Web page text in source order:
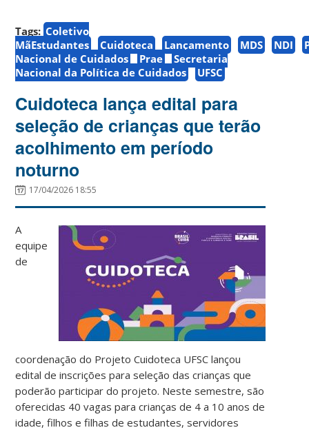
Tags: Coletivo
MãEstudantes
Cuidoteca Lançamento MDS NDI
Nacional de Cuidados
Prae
Secretaria
Nacional da Política de Cuidados
UFSC
Cuidoteca lança edital para
seleção de crianças que terão
acolhimento em período
noturno
17/04/2026 18:55
A
equipe
de
coordenação do Projeto Cuidoteca UFSC lançou
edital de inscrições para seleção das crianças que
poderão participar do projeto. Neste semestre, são
oferecidas 40 vagas para crianças de 4 a 10 anos de
idade, filhos e filhas de estudantes, servidores